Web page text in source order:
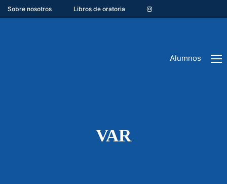
Sobre nosotros Libros de oratoria
Alumnos
VAR